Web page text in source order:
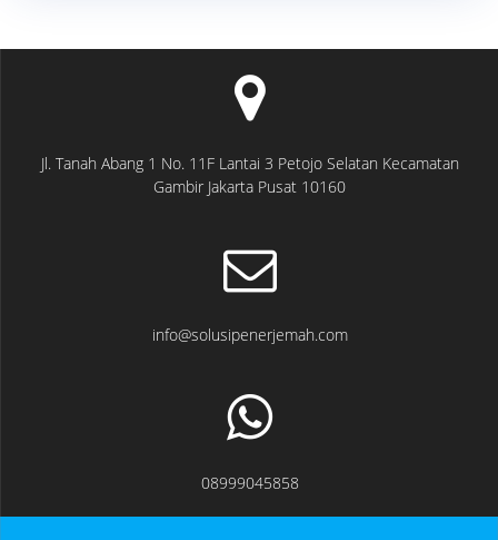
Jl. Tanah Abang 1 No. 11F Lantai 3 Petojo Selatan Kecamatan
Gambir Jakarta Pusat 10160
info@solusipenerjemah.com
08999045858